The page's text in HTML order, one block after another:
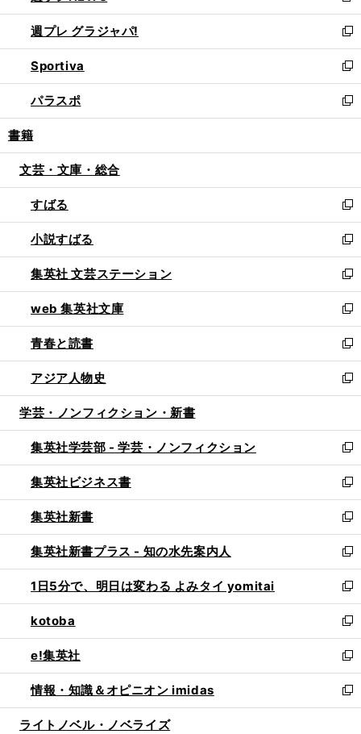
開
く
ウ
で
開
く
ウ
ィ
ン
ド
ウ
で
開
し
い
ウ
ィ
ン
ド
ウ
開
週プレ グラジャパ!
新
し
い
ウ
ィ
ン
ウ
開
く
Sportiva
新
し
い
ウ
ン
ウ
で
開
く
パラスポ
新
し
ウ
ン
ド
ウ
で
開
く
書籍
文芸・文庫・総合
すばる
新
し
い
ウ
ィ
ン
ド
ウ
で
開
く
小説すばる
新
し
い
ウ
ィ
ン
ド
ウ
で
開
集英社 文芸ステーション
新
し
い
ウ
ィ
ン
ド
ウ
開
く
web 集英社文庫
新
し
い
ウ
ィ
ン
ウ
で
開
く
青春と読書
新
し
い
ウ
ン
ド
ウ
で
開
く
アジア人物史
新
し
ウ
ィ
ン
ド
ウ
で
開
く
学芸・ノンフィクション・新書
集英社学芸部 - 学芸・ノンフィクション
新
し
い
ウ
ィ
ン
ド
ウ
で
開
く
集英社ビジネス書
新
し
い
ウ
ィ
ン
ド
ウ
で
開
く
集英社新書
新
し
い
ウ
ィ
ン
ド
ウ
で
開
く
集英社新書プラス - 知の水先案内人
新
し
い
ウ
ィ
ン
ド
ウ
で
開
1日5分で、明日は変わる よみタイ yomitai
新
し
い
ウ
ィ
ン
ド
ウ
kotoba
新
し
い
ウ
ィ
ン
e!集英社
新
し
い
ウ
情報・知識＆オピニオン imidas
新
し
ライトノベル・ノベライズ